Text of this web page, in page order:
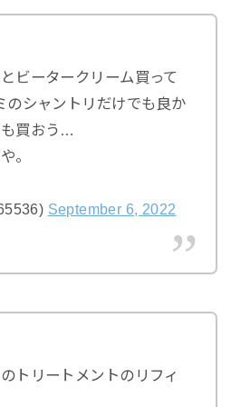
ビータークリーム買って
のシャントリだけでも良か
も買おう…
。
September 6, 2022
トリートメントのリフィ